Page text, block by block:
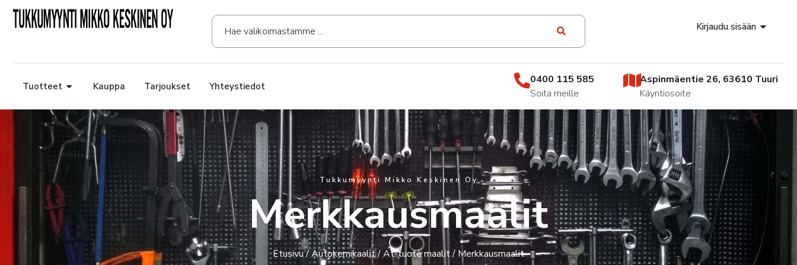
Kirjaudu sisään
Tuotteet Kauppa Tarjoukset Yhteystiedot
0400 115 585
Soita meille
Aspinmäentie 26, 63610 Tuuri
Käyntiosoite
Tukkumyynti Mikko Keskinen Oy
Merkkausmaalit
Etusivu/Autokemikaalit/At-tuote maalit/ Merkkausmaalit